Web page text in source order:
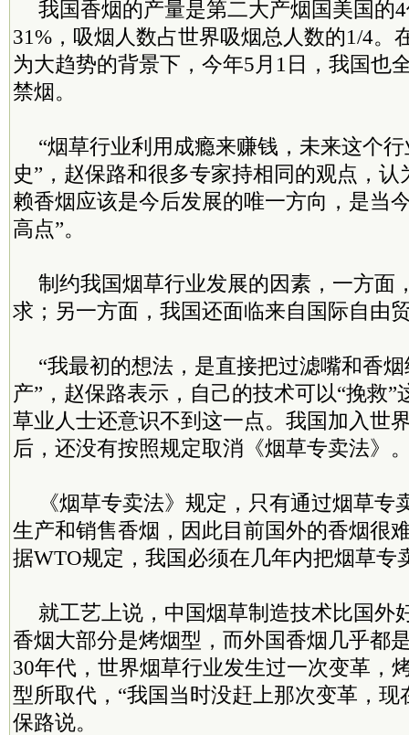
我国香烟的产量是第二大产烟国美国的
31%，吸烟人数占世界吸烟总人数的1/4。
为大趋势的背景下，今年5月1日，我国也
禁烟。
“烟草行业利用成瘾来赚钱，未来这个
史”，赵保路和很多专家持相同的观点，认
赖香烟应该是今后发展的唯一方向，是当
高点”。
制约我国烟草行业发展的因素，一方面
求；另一方面，我国还面临来自国际自由
“我最初的想法，是直接把过滤嘴和香
产”，赵保路表示，自己的技术可以“挽救”
草业人士还意识不到这一点。我国加入世
后，还没有按照规定取消《烟草专卖法》
《烟草专卖法》规定，只有通过烟草专
生产和销售香烟，因此目前国外的香烟很
据WTO规定，我国必须在几年内把烟草专
就工艺上说，中国烟草制造技术比国外
香烟大部分是烤烟型，而外国香烟几乎都
30年代，世界烟草行业发生过一次变革，
型所取代，“我国当时没赶上那次变革，现
保路说。